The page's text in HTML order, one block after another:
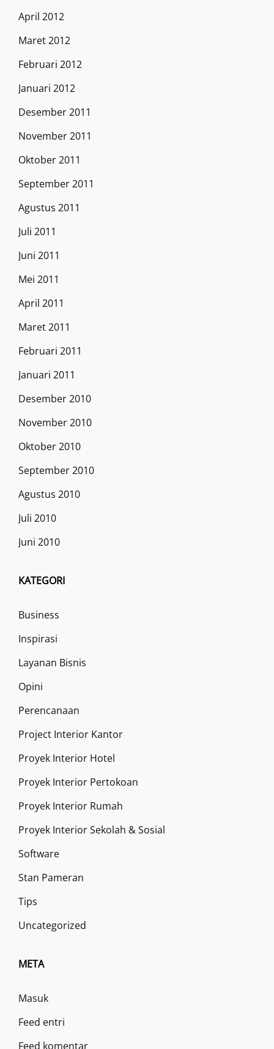
April 2012
Maret 2012
Februari 2012
Januari 2012
Desember 2011
November 2011
Oktober 2011
September 2011
Agustus 2011
Juli 2011
Juni 2011
Mei 2011
April 2011
Maret 2011
Februari 2011
Januari 2011
Desember 2010
November 2010
Oktober 2010
September 2010
Agustus 2010
Juli 2010
Juni 2010
KATEGORI
Business
Inspirasi
Layanan Bisnis
Opini
Perencanaan
Project Interior Kantor
Proyek Interior Hotel
Proyek Interior Pertokoan
Proyek Interior Rumah
Proyek Interior Sekolah & Sosial
Software
Stan Pameran
Tips
Uncategorized
META
Masuk
Feed entri
Feed komentar